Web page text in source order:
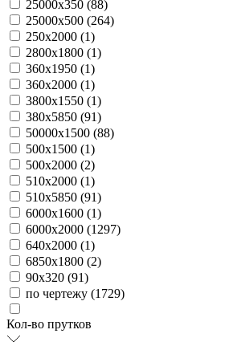
25000х350 (88)
25000х500 (264)
250х2000 (1)
2800х1800 (1)
360х1950 (1)
360х2000 (1)
3800х1550 (1)
380х5850 (91)
50000х1500 (88)
500х1500 (1)
500х2000 (2)
510х2000 (1)
510х5850 (91)
6000х1600 (1)
6000х2000 (1297)
640х2000 (1)
6850х1800 (2)
90х320 (91)
по чертежу (1729)
Кол-во прутков